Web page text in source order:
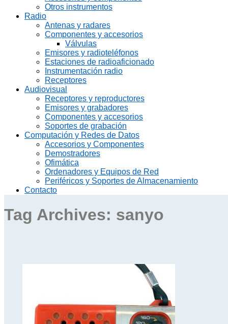
Otros instrumentos
Radio
Antenas y radares
Componentes y accesorios
Válvulas
Emisores y radioteléfonos
Estaciones de radioaficionado
Instrumentación radio
Receptores
Audiovisual
Receptores y reproductores
Emisores y grabadores
Componentes y accesorios
Soportes de grabación
Computación y Redes de Datos
Accesorios y Componentes
Demostradores
Ofimática
Ordenadores y Equipos de Red
Periféricos y Soportes de Almacenamiento
Contacto
Tag Archives: sanyo